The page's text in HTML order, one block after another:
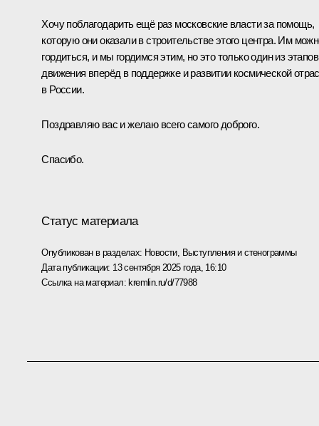
Хочу поблагодарить ещё раз московские власти за помощь,
которую они оказали в строительстве этого центра. Им
гордиться, и мы гордимся этим, но это только один из этапов
движения вперёд в поддержке и развитии космической
в России.
Поздравляю вас и желаю всего самого доброго.
Спасибо.
Статус материала
Опубликован в разделах: Новости, Выступления и стенограммы
Дата публикации: 13 сентября 2025 года, 16:10
Ссылка на материал: kremlin.ru/d/77988